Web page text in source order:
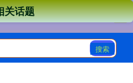
搜索
关话题